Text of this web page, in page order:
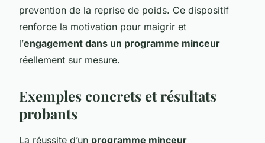
prevention de la reprise de poids. Ce dispositif
renforce la motivation pour maigrir et
l’engagement dans un programme minceur
réellement sur mesure.
Exemples concrets et résultats
probants
La réussite d’un programme minceur